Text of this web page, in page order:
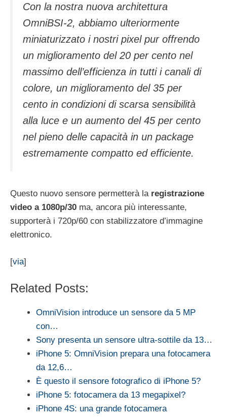
Con la nostra nuova architettura
OmniBSI-2, abbiamo ulteriormente
miniaturizzato i nostri pixel pur offrendo
un miglioramento del 20 per cento nel
massimo dell’efficienza in tutti i canali di
colore, un miglioramento del 35 per
cento in condizioni di scarsa sensibilità
alla luce e un aumento del 45 per cento
nel pieno delle capacità in un package
estremamente compatto ed efficiente.
Questo nuovo sensore permetterà la registrazione
video a 1080p/30 ma, ancora più interessante,
supporterà i 720p/60 con stabilizzatore d’immagine
elettronico.
[via]
Related Posts:
OmniVision introduce un sensore da 5 MP
con…
Sony presenta un sensore ultra-sottile da 13…
iPhone 5: OmniVision prepara una fotocamera
da 12,6…
È questo il sensore fotografico di iPhone 5?
iPhone 5: fotocamera da 13 megapixel?
iPhone 4S: una grande fotocamera